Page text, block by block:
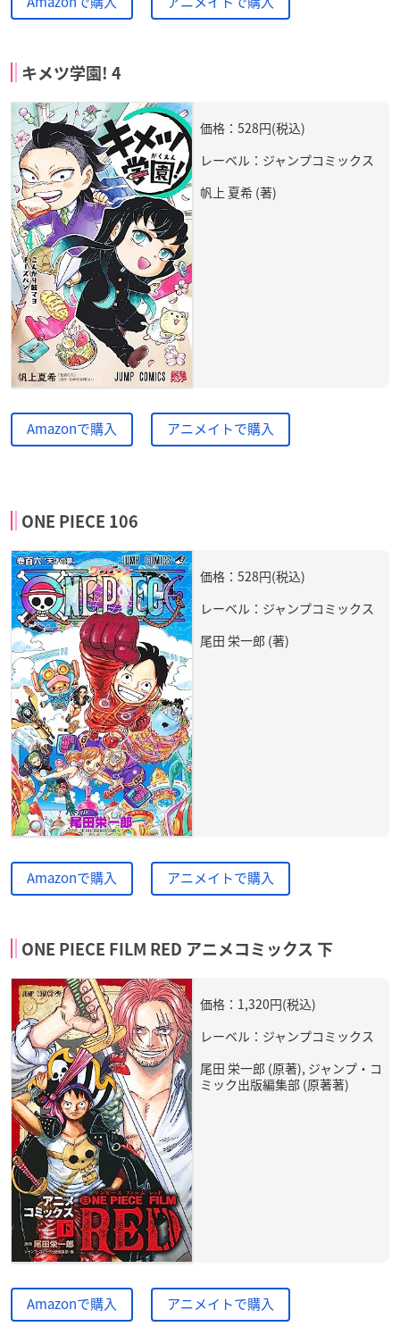
キメツ学園! 4
価格：528円(税込)
レーベル：ジャンプコミックス
帆上 夏希 (著)
Amazonで購入 アニメイトで購入
ONE PIECE 106
価格：528円(税込)
レーベル：ジャンプコミックス
尾田 栄一郎 (著)
Amazonで購入 アニメイトで購入
ONE PIECE FILM RED アニメコミックス 下
価格：1,320円(税込)
レーベル：ジャンプコミックス
尾田 栄一郎 (原著), ジャンプ・コ
ミック出版編集部 (原著著)
Amazonで購入 アニメイトで購入